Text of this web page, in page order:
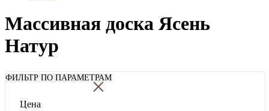
Массивная доска Ясень
Натур
ФИЛЬТР ПО ПАРАМЕТРАМ
×
Цена